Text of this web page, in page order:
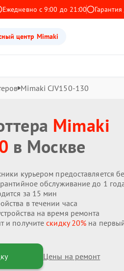
Ежедневно с 9:00 до 21:00
центр Mimaki
Mimaki CJV150-130
Mimaki
в Москве
курьером предоставляется
обслуживание до 1
за 15 мин
в течении часа
на время ремонта
и получитескидку 20% на
Цены на ремонт